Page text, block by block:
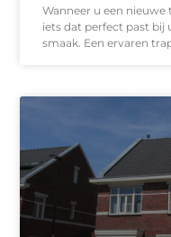
Wanneer u een
iets dat perfect past
smaak. Een ervaren